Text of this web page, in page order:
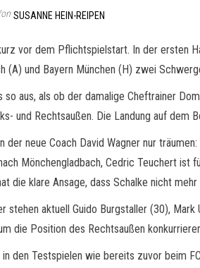
SUSANNE HEIN-REIPEN
vor dem Pflichtspielstart. In der ersten
(A) und Bayern München (H) zwei
aus, als ob der damalige Cheftrainer
und Rechtsaußen. Die Landung auf dem
der neue Coach David Wagner nur
Mönchengladbach, Cedric Teuchert ist
die klare Ansage, dass Schalke nicht
stehen aktuell Guido Burgstaller (30),
die Position des Rechtsaußen
den Testspielen wie bereits zuvor beim